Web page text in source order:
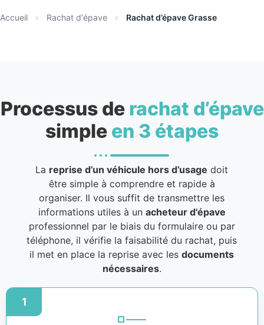
Accueil » Rachat d'épave » Rachat d’épave Grasse
Processus de rachat d’épave
simple en 3 étapes
La reprise d’un véhicule hors d’usage doit
être simple à comprendre et rapide à
organiser. Il vous suffit de transmettre les
informations utiles à un acheteur d'épave
professionnel par le biais du formulaire ou par
téléphone, il vérifie la faisabilité du rachat, puis
il met en place la reprise avec lesdocuments
nécessaires.
1